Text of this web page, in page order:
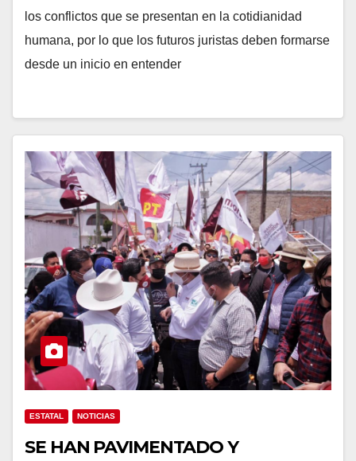
los conflictos que se presentan en la cotidianidad
humana, por lo que los futuros juristas deben formarse
desde un inicio en entender
ESTATAL NOTICIAS
SE HAN PAVIMENTADO Y